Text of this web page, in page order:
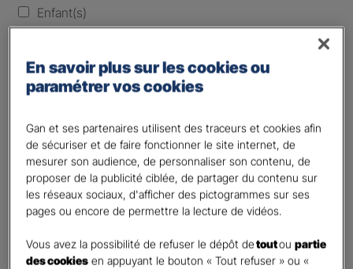
Enfant(s)
Laissez vide ou indiquez la date envisagez
Vos informations :
Etes-vous déjà client Gan assurances ?*
Oui
Non
Civilité
Madame
En savoir plus sur les cookies ou
paramétrer vos cookies
Gan et ses partenaires utilisent des traceurs et cookies afin
de sécuriser et de faire fonctionner le site internet, de
mesurer son audience, de personnaliser son contenu, de
proposer de la publicité ciblée, de partager du contenu sur
les réseaux sociaux, d'afficher des pictogrammes sur ses
pages ou encore de permettre la lecture de vidéos.
Vous avez la possibilité de refuser le dépôt detoutoupartie
des cookies en appuyant le bouton « Tout refuser » ou «